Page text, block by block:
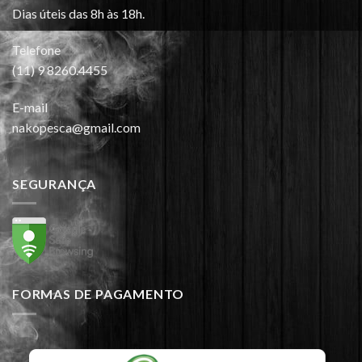
Dias úteis das 8h às 18h.
Telefone
(11) 9 8260.4455
E-mail
nakopesca@gmail.com
SEGURANÇA
FORMAS DE PAGAMENTO